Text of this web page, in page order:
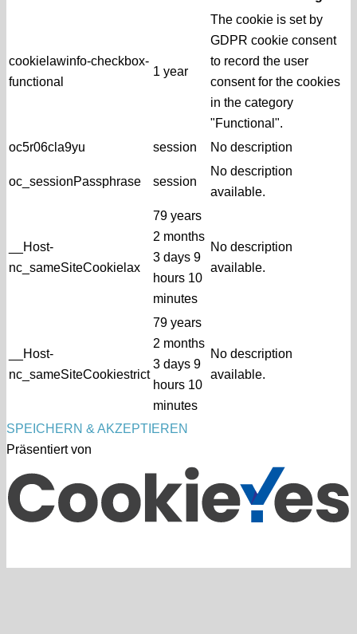
cookielawinfo-checkbox-
functional
1 year
The cookie is set by
GDPR cookie consent
to record the user
consent for the cookies
in the category
"Functional".
oc5r06cla9yu
session No description
oc_sessionPassphrase session
No description
available.
__Host-
nc_sameSiteCookielax
79 years
2 months
3 days 9
hours 10
minutes
No description
available.
__Host-
nc_sameSiteCookiestrict
79 years
2 months
3 days 9
hours 10
minutes
No description
available.
SPEICHERN & AKZEPTIEREN
Präsentiert von